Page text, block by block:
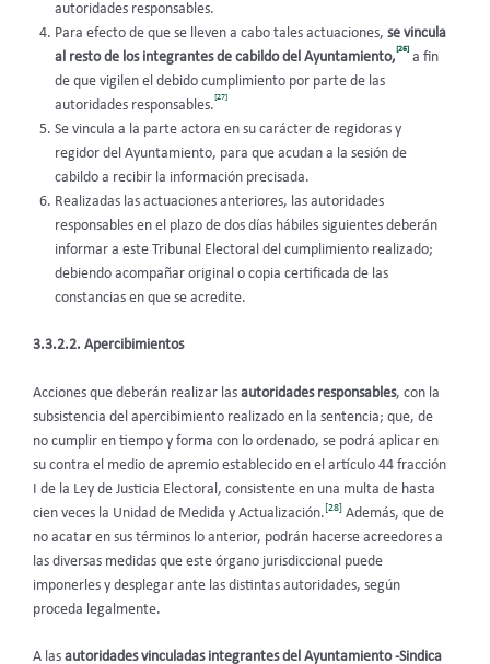
autoridades responsables.
Para efecto de que se lleven a cabo tales actuaciones, se vincula
al resto de los integrantes de cabildo del Ayuntamiento,
[26]
a fin
de que vigilen el debido cumplimiento por parte de las
autoridades responsables.
[27]
Se vincula a la parte actora en su carácter de regidoras y
regidor del Ayuntamiento, para que acudan a la sesión de
cabildo a recibir la información precisada.
Realizadas las actuaciones anteriores, las autoridades
responsables en el plazo de dos días hábiles siguientes deberán
informar a este Tribunal Electoral del cumplimiento realizado;
debiendo acompañar original o copia certificada de las
constancias en que se acredite.
3.3.2.2. Apercibimientos
Acciones que deberán realizar las autoridades responsables, con la
subsistencia del apercibimiento realizado en la sentencia; que, de
no cumplir en tiempo y forma con lo ordenado, se podrá aplicar en
su contra el medio de apremio establecido en el artículo 44 fracción
I de la Ley de Justicia Electoral, consistente en una multa de hasta
cien veces la Unidad de Medida y Actualización. [28] Además, que de
no acatar en sus términos lo anterior, podrán hacerse acreedores a
las diversas medidas que este órgano jurisdiccional puede
imponerles y desplegar ante las distintas autoridades, según
proceda legalmente.
A las autoridades vinculadas integrantes del Ayuntamiento -Sindica